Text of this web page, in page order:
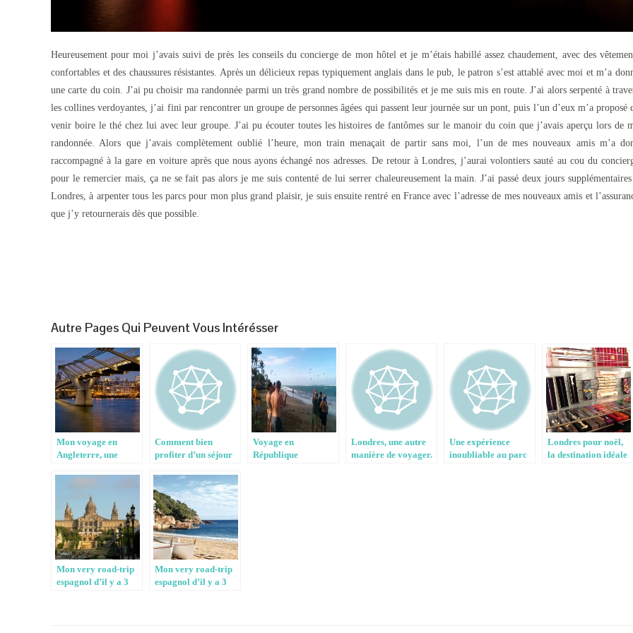
Heureusement pour moi j’avais suivi de près les conseils du concierge de mon hôtel et je m’étais habillé assez chaudement, avec des
confortables et des chaussures résistantes. Après un délicieux repas typiquement anglais dans le pub, le patron s’est attablé avec moi et m’a
une carte du coin. J’ai pu choisir ma randonnée parmi un très grand nombre de possibilités et je me suis mis en route. J’ai alors serpenté à
les collines verdoyantes, j’ai fini par rencontrer un groupe de personnes âgées qui passent leur journée sur un pont, puis l’un d’eux m’a proposé
venir boire le thé chez lui avec leur groupe. J’ai pu écouter toutes les histoires de fantômes sur le manoir du coin que j’avais aperçu lors de
randonnée. Alors que j’avais complètement oublié l’heure, mon train menaçait de partir sans moi, l’un de mes nouveaux amis m’a
raccompagné à la gare en voiture après que nous ayons échangé nos adresses. De retour à Londres, j’aurai volontiers sauté au cou du
pour le remercier mais, ça ne se fait pas alors je me suis contenté de lui serrer chaleureusement la main. J’ai passé deux jours
Londres, à arpenter tous les parcs pour mon plus grand plaisir, je suis ensuite rentré en France avec l’adresse de mes nouveaux amis et
que j’y retournerais dès que possible.
Autre Pages Qui Peuvent Vous Intérésser
Mon voyage en
Angleterre, une
inoubliable – 1
Comment bien
profiter d’un séjour
Voyage en
République
Londres, une autre
manière de voyager.
Une expérience
inoubliable au parc
Londres pour noël,
la destination idéale
Mon very road-trip
espagnol d’il y a 3
Mon very road-trip
espagnol d’il y a 3